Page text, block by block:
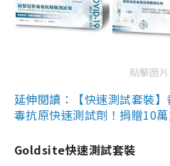
點擊圖
延伸閱讀：【快速測試套裝
毒抗原快速測試劑！捐贈10
Goldsite快速測試套裝